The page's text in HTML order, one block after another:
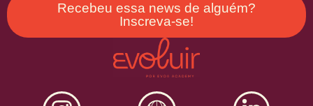
Recebeu essa news de alguém?
Inscreva-se!